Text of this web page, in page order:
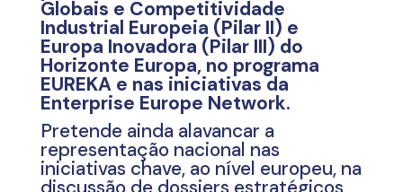
Globais e Competitividade
Industrial Europeia (Pilar II) e
Europa Inovadora (Pilar III) do
Horizonte Europa, no programa
EUREKA e nas iniciativas da
Enterprise Europe Network.
Pretende ainda alavancar a
representação nacional nas
iniciativas chave, ao nível europeu, na